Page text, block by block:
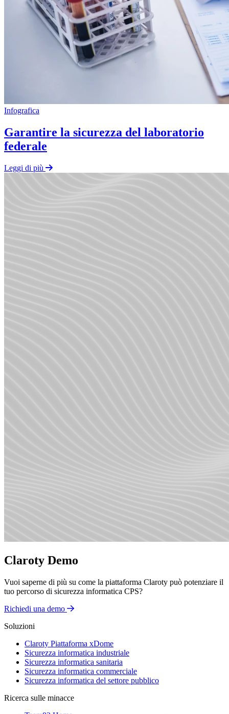
Infografica
Garantire la sicurezza del laboratorio
federale
Leggi di più
Claroty Demo
Vuoi saperne di più su come la piattaforma Claroty può potenziare il
tuo percorso di sicurezza informatica CPS?
Richiedi una demo
Soluzioni
Claroty Piattaforma xDome
Sicurezza informatica industriale
Sicurezza informatica sanitaria
Sicurezza informatica commerciale
Sicurezza informatica del settore pubblico
Ricerca sulle minacce